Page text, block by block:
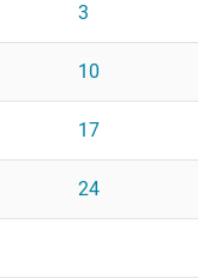
3
10
17
24